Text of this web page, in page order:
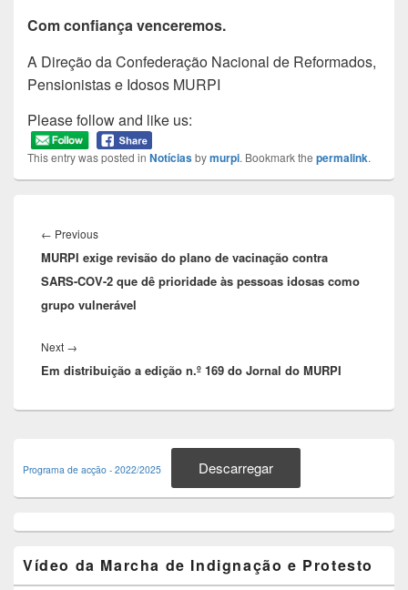
Com confiança venceremos.
A Direção da Confederação Nacional de Reformados,
Pensionistas e Idosos MURPI
Please follow and like us:
This entry was posted in Notíciasbymurpi. Bookmark the permalink.
de
artigos
← PreviousPrevious
post:
MURPI exige revisão do plano de vacinação contra
SARS-COV-2 que dê prioridade às pessoas idosas como
grupo vulnerável
Next →
post:
Em distribuição a edição n.º 169 do Jornal do MURPI
Sidebar
Widget
Area
Programa de acção - 2022/2025 Descarregar
Vídeo da Marcha de Indignação e Protesto